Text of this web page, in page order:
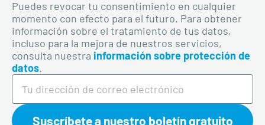
Puedes revocar tu consentimiento en cualquier
momento con efecto para el futuro. Para obtener
información sobre el tratamiento de tus datos,
incluso para la mejora de nuestros servicios,
consulta nuestra información sobre protección de
datos.
Suscríbete a nuestro boletín gratuito